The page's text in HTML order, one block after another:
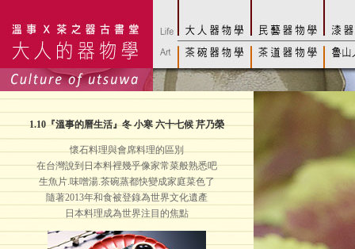
1.10『溫事的曆生活』冬 小寒 六十七候 芹乃榮
懷石料理與會席料理的區別
在台灣說到日本料裡幾乎像家常菜般熟悉吧
生魚片.味噌湯.茶碗蒸都快變成家庭菜色了
隨著2013年和食被登錄為世界文化遺產
日本料理成為世界注目的焦點